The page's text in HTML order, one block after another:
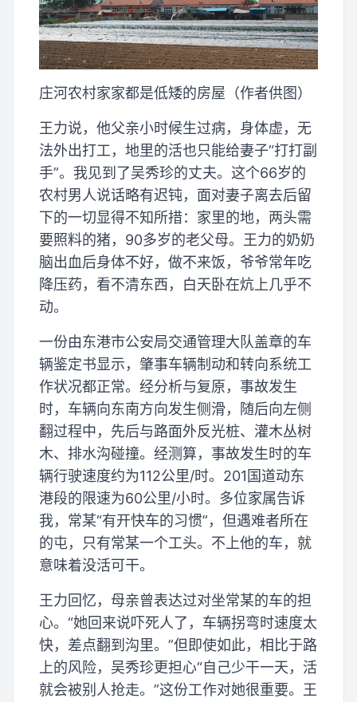
庄河农村家家都是低矮的房屋（作者供图）
王力说，他父亲小时候生过病，身体虚，无
法外出打工，地里的活也只能给妻子“打打副
手”。我见到了吴秀珍的丈夫。这个66岁的
农村男人说话略有迟钝，面对妻子离去后留
下的一切显得不知所措：家里的地，两头需
要照料的猪，90多岁的老父母。王力的奶奶
脑出血后身体不好，做不来饭，爷爷常年吃
降压药，看不清东西，白天卧在炕上几乎不
动。
一份由东港市公安局交通管理大队盖章的车
辆鉴定书显示，肇事车辆制动和转向系统工
作状况都正常。经分析与复原，事故发生
时，车辆向东南方向发生侧滑，随后向左侧
翻过程中，先后与路面外反光桩、灌木丛树
木、排水沟碰撞。经测算，事故发生时的车
辆行驶速度约为112公里/时。201国道动东
港段的限速为60公里/小时。多位家属告诉
我，常某“有开快车的习惯”，但遇难者所在
的屯，只有常某一个工头。不上他的车，就
意味着没活可干。
王力回忆，母亲曾表达过对坐常某的车的担
心。“她回来说吓死人了，车辆拐弯时速度太
快，差点翻到沟里。”但即使如此，相比于路
上的风险，吴秀珍更担心“自己少干一天，活
就会被别人抢走。”这份工作对她很重要。王